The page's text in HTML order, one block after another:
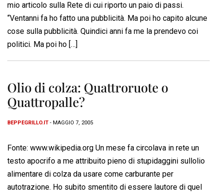
mio articolo sulla Rete di cui riporto un paio di passi.
“Ventanni fa ho fatto una pubblicità. Ma poi ho capito alcune
cose sulla pubblicità. Quindici anni fa me la prendevo coi
politici. Ma poi ho […]
Olio di colza: Quattroruote o
Quattropalle?
BEPPEGRILLO.IT - MAGGIO 7, 2005
Fonte: www.wikipedia.org Un mese fa circolava in rete un
testo apocrifo a me attribuito pieno di stupidaggini sullolio
alimentare di colza da usare come carburante per
autotrazione. Ho subito smentito di essere lautore di quel